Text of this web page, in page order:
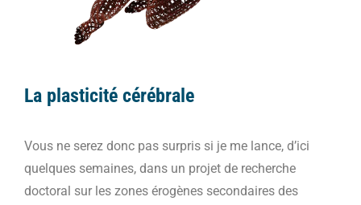
La plasticité cérébrale
Vous ne serez donc pas surpris si je me lance, d’ici
quelques semaines, dans un projet de recherche
doctoral sur les zones érogènes secondaires des